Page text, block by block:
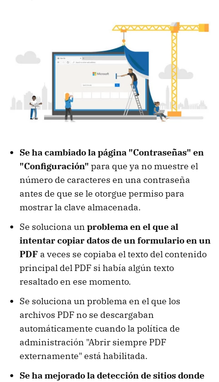
Se ha cambiado la página "Contraseñas" en
"Configuración" para que ya no muestre el
número de caracteres en una contraseña
antes de que se le otorgue permiso para
mostrar la clave almacenada.
Se soluciona un problema en el que al
intentar copiar datos de un formulario en un
PDF a veces se copiaba el texto del contenido
principal del PDF si había algún texto
resaltado en ese momento.
Se soluciona un problema en el que los
archivos PDF no se descargaban
automáticamente cuando la política de
administración "Abrir siempre PDF
externamente" está habilitada.
Se ha mejorado la detección de sitios donde